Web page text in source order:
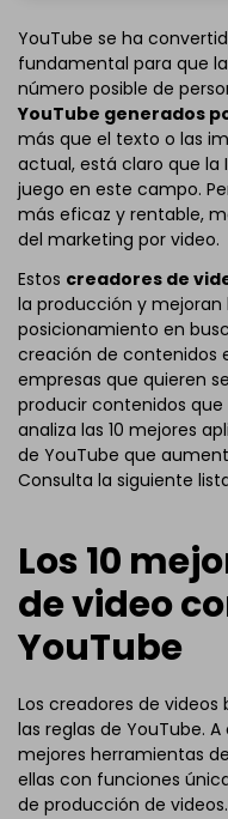
YouTube se ha
fundamental para que
número posible de
YouTube generados
más que el texto o las
actual, está claro que la
juego en este campo.
más eficaz y rentable,
del marketing por video.
Estos creadores de
la producción y mejoran
posicionamiento en
creación de contenidos
empresas que quieren
producir contenidos
analiza las 10 mejores
de YouTube que
Consulta la siguiente
Los 10
de video
YouTube
Los creadores de videos
las reglas de YouTube.
mejores herramientas
ellas con funciones
de producción de videos.